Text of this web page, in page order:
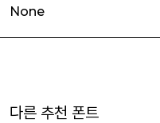
None
다른 추천 폰트